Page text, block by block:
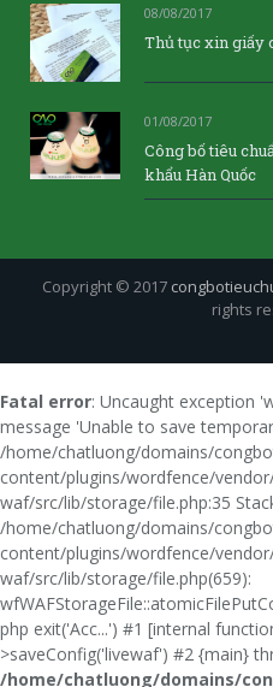
08/08/2017
Thủ tục xin giấy
01/08/2017
Công bố tiêu
khẩu Hàn Quốc
Copyright © 2017
rights
Fatal error: Uncaught exception
message 'Unable to save
/home/chatluong/domains/
content/plugins/wordfence/
waf/src/lib/storage/file.php:35
/home/chatluong/domains/
content/plugins/wordfence/
waf/src/lib/storage/file.php(659):
php exit('Acc...') #1 [internal
>saveConfig('livewaf') #2 {main}
/home/chatluong/domains/